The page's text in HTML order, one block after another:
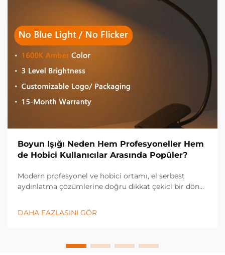
Boyun Işığı Neden Hem Profesyoneller Hem
de Hobici Kullanıcılar Arasında Popüler?
Modern profesyonel ve hobici ortamı, el serbest
aydınlatma çözümlerine doğru dikkat çekici bir dönüş
kişisel uygulamalarda vazgeçilmez bir araç haline
geldi. Bu yenilikçi aydınlatma...
DAHA FAZLASINI GÖR